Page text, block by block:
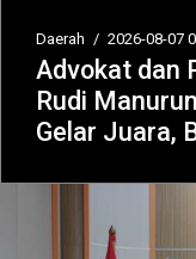
Daerah / 2026-08-07
Advokat dan
Rudi
Gelar Juara,